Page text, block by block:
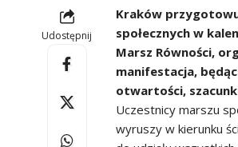
Udostępnij
Kraków
społecznych w
Marsz Równości,
manifestacja,
otwartości,
Uczestnicy marszu
wyruszy w kierunku